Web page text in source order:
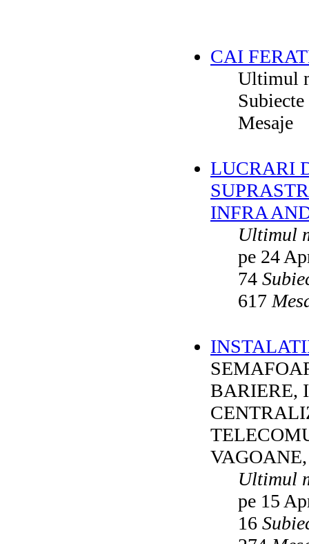
CAI
Ultimul
Subiecte
Mesaje
LUCRARI
INFRA
Ultimul
pe 24
74
617
BARIERE,
Ultimul
pe 15
16